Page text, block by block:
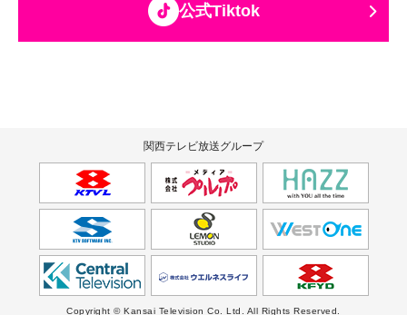
公式Tiktok
関西テレビ放送グループ
Copyright © Kansai Television Co. Ltd. All Rights Reserved.